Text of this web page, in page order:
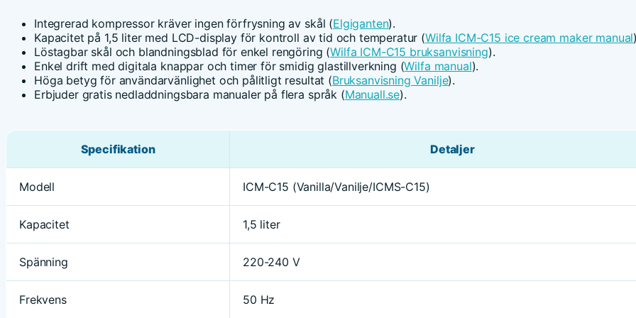
Integrerad kompressor kräver ingen förfrysning av skål (Elgiganten).
Kapacitet på 1,5 liter med LCD-display för kontroll av tid och temperatur (Wilfa ICM-C15 ice cream maker manual
Löstagbar skål och blandningsblad för enkel rengöring (Wilfa ICM-C15 bruksanvisning).
Enkel drift med digitala knappar och timer för smidig glastillverkning (Wilfa manual).
Höga betyg för användarvänlighet och pålitligt resultat (Bruksanvisning Vanilje).
Erbjuder gratis nedladdningsbara manualer på flera språk (Manuall.se).
Specifikation Detaljer
Modell ICM-C15 (Vanilla/Vanilje/ICMS-C15)
Kapacitet 1,5 liter
Spänning 220-240 V
Frekvens 50 Hz